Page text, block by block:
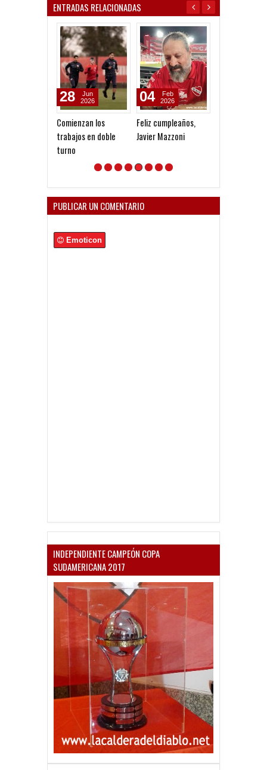
ENTRADAS RELACIONADAS
Comienzan los
trabajos en doble
turno
28
Jun
2026
Feliz cumpleaños,
Javier Mazzoni
04
Feb
2026
PUBLICAR UN COMENTARIO
Emoticon
INDEPENDIENTE CAMPEÓN COPA
SUDAMERICANA 2017